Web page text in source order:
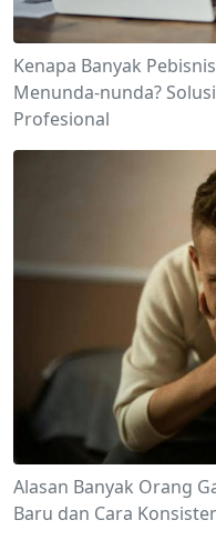
Kenapa Banyak
Menunda-nunda?
Profesional
Alasan Banyak Orang
Baru dan Cara